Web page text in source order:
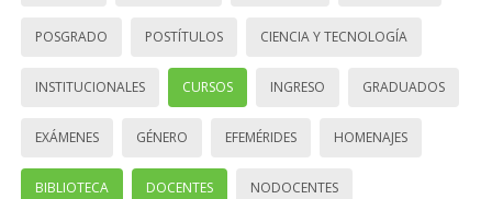
POSGRADO POSTÍTULOS CIENCIA Y TECNOLOGÍA
INSTITUCIONALES CURSOS INGRESO GRADUADOS
EXÁMENES GÉNERO EFEMÉRIDES HOMENAJES
BIBLIOTECA DOCENTES NODOCENTES